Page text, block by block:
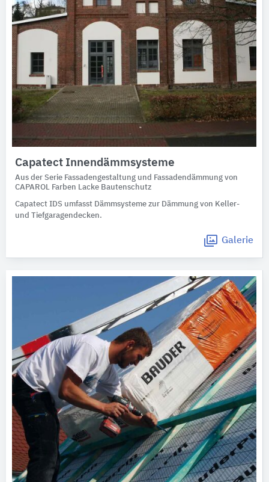
Capatect Innendämmsysteme
Aus der Serie Fassadengestaltung und Fassadendämmung von
CAPAROL Farben Lacke Bautenschutz
Capatect IDS umfasst Dämmsysteme zur Dämmung von Keller-
und Tiefgaragendecken.
Galerie